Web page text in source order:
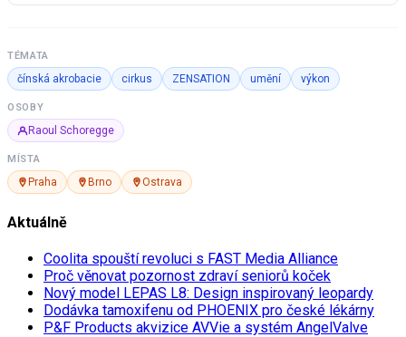
TÉMATA
čínská akrobacie cirkus ZENSATION umění výkon
OSOBY
Raoul Schoregge
MÍSTA
Praha Brno Ostrava
Aktuálně
Coolita spouští revoluci s FAST Media Alliance
Proč věnovat pozornost zdraví seniorů koček
Nový model LEPAS L8: Design inspirovaný leopardy
Dodávka tamoxifenu od PHOENIX pro české lékárny
P&F Products akvizice AVVie a systém AngelValve